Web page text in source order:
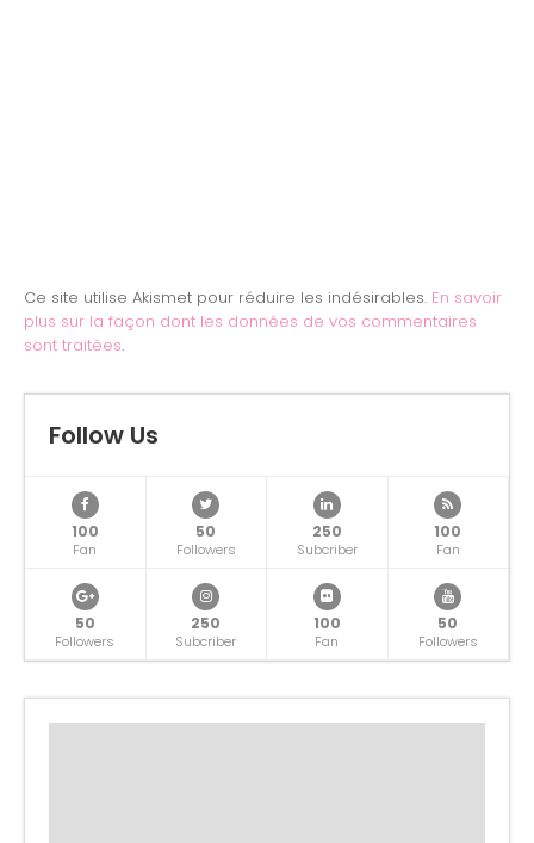
Ce site utilise Akismet pour réduire les indésirables. En savoir
plus sur la façon dont les données de vos commentaires
sont traitées.
Follow Us
100
Fan
50
Followers
250
Subcriber
100
Fan
50
Followers
250
Subcriber
100
Fan
50
Followers